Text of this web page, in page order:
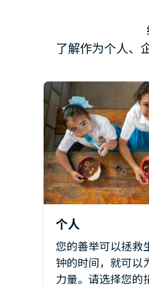
了解作为个人、
个人
您的善举可以拯救
钟的时间，就可以
力量。请选择您的